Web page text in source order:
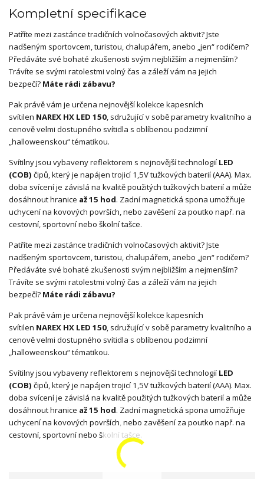
Kompletní specifikace
Patříte mezi zastánce tradičních volnočasových aktivit? Jste
nadšeným sportovcem, turistou, chalupářem, anebo „jen“ rodičem?
Předáváte své bohaté zkušenosti svým nejbližším a nejmenším?
Trávíte se svými ratolestmi volný čas a záleží vám na jejich
bezpečí? Máte rádi zábavu?
Pak právě vám je určena nejnovější kolekce kapesních
svítilen NAREX HX LED 150, sdružující v sobě parametry kvalitního a
cenově velmi dostupného svítidla s oblíbenou podzimní
„halloweenskou“ tématikou.
Svítilny jsou vybaveny reflektorem s nejnovější technologií LED
(COB) čipů, který je napájen trojicí 1,5V tužkových baterií (AAA). Max.
doba svícení je závislá na kvalitě použitých tužkových baterií a může
dosáhnout hranice až 15 hod. Zadní magnetická spona umožňuje
uchycení na kovových površích, nebo zavěšení za poutko např. na
cestovní, sportovní nebo školní tašce.
Patříte mezi zastánce tradičních volnočasových aktivit? Jste
nadšeným sportovcem, turistou, chalupářem, anebo „jen“ rodičem?
Předáváte své bohaté zkušenosti svým nejbližším a nejmenším?
Trávíte se svými ratolestmi volný čas a záleží vám na jejich
bezpečí? Máte rádi zábavu?
Pak právě vám je určena nejnovější kolekce kapesních
svítilen NAREX HX LED 150, sdružující v sobě parametry kvalitního a
cenově velmi dostupného svítidla s oblíbenou podzimní
„halloweenskou“ tématikou.
Svítilny jsou vybaveny reflektorem s nejnovější technologií LED
(COB) čipů, který je napájen trojicí 1,5V tužkových baterií (AAA). Max.
doba svícení je závislá na kvalitě použitých tužkových baterií a může
dosáhnout hranice až 15 hod. Zadní magnetická spona umožňuje
uchycení na kovových površích, nebo zavěšení za poutko např. na
cestovní, sportovní nebo školní tašce.